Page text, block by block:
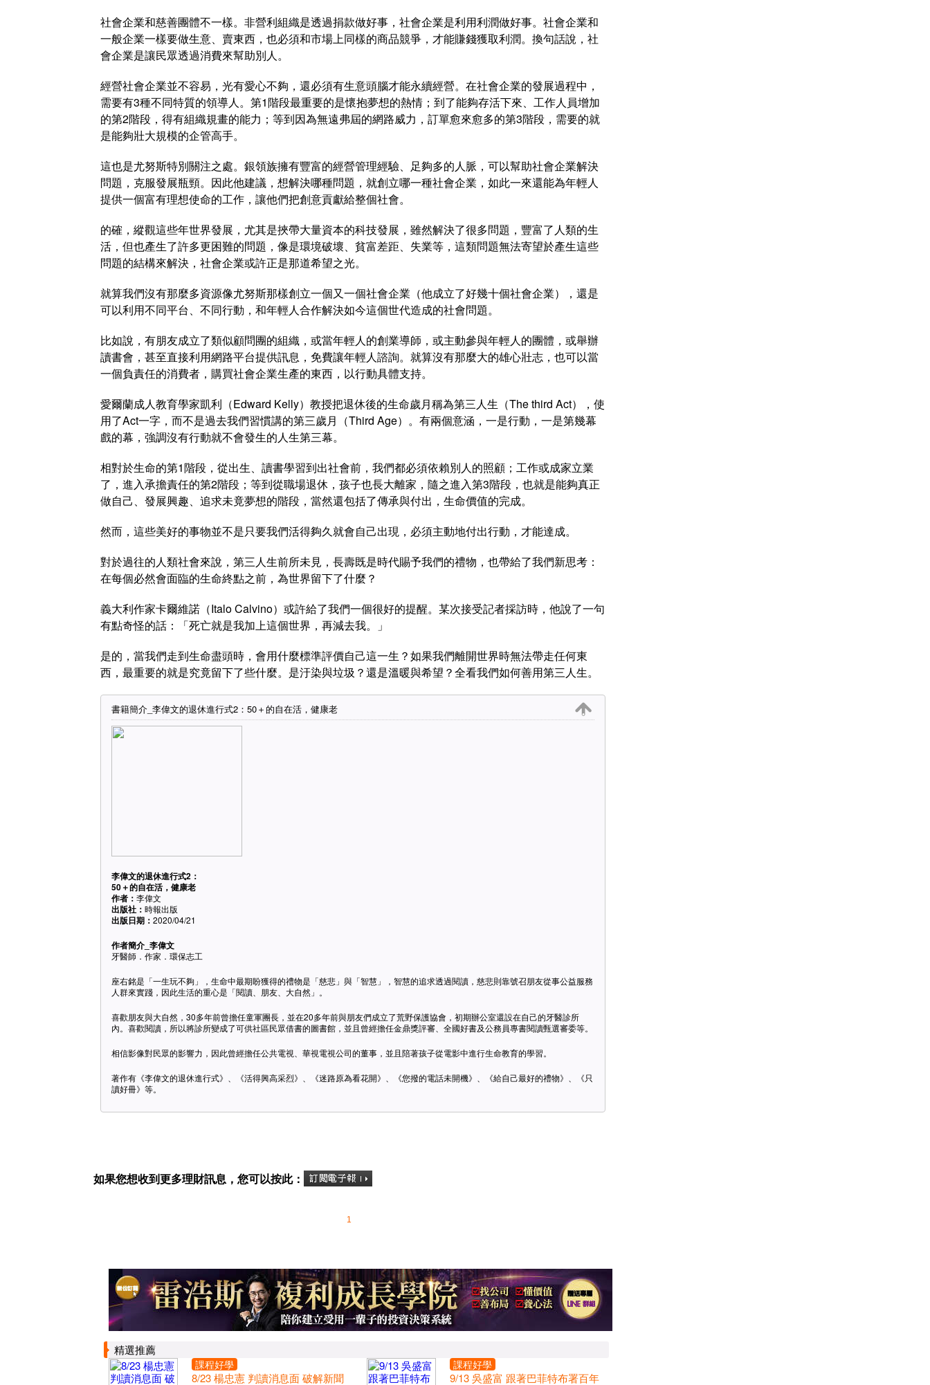
社會企業和慈善團體不一樣。非營利組織是透過捐款做好事，社會企業是利用利潤做好事。社會企業和
一般企業一樣要做生意、賣東西，也必須和市場上同樣的商品競爭，才能賺錢獲取利潤。換句話說，社
會企業是讓民眾透過消費來幫助別人。
經營社會企業並不容易，光有愛心不夠，還必須有生意頭腦才能永續經營。在社會企業的發展過程中，
需要有3種不同特質的領導人。第1階段最重要的是懷抱夢想的熱情；到了能夠存活下來、工作人員增加
的第2階段，得有組織規畫的能力；等到因為無遠弗屆的網路威力，訂單愈來愈多的第3階段，需要的就
是能夠壯大規模的企管高手。
這也是尤努斯特別關注之處。銀領族擁有豐富的經營管理經驗、足夠多的人脈，可以幫助社會企業解決
問題，克服發展瓶頸。因此他建議，想解決哪種問題，就創立哪一種社會企業，如此一來還能為年輕人
提供一個富有理想使命的工作，讓他們把創意貢獻給整個社會。
的確，縱觀這些年世界發展，尤其是挾帶大量資本的科技發展，雖然解決了很多問題，豐富了人類的生
活，但也產生了許多更困難的問題，像是環境破壞、貧富差距、失業等，這類問題無法寄望於產生這些
問題的結構來解決，社會企業或許正是那道希望之光。
就算我們沒有那麼多資源像尤努斯那樣創立一個又一個社會企業（他成立了好幾十個社會企業），還是
可以利用不同平台、不同行動，和年輕人合作解決如今這個世代造成的社會問題。
比如說，有朋友成立了類似顧問團的組織，或當年輕人的創業導師，或主動參與年輕人的團體，或舉辦
讀書會，甚至直接利用網路平台提供訊息，免費讓年輕人諮詢。就算沒有那麼大的雄心壯志，也可以當
一個負責任的消費者，購買社會企業生產的東西，以行動具體支持。
愛爾蘭成人教育學家凱利（Edward Kelly）教授把退休後的生命歲月稱為第三人生（The third Act），使
用了Act一字，而不是過去我們習慣講的第三歲月（Third Age）。有兩個意涵，一是行動，一是第幾幕
戲的幕，強調沒有行動就不會發生的人生第三幕。
相對於生命的第1階段，從出生、讀書學習到出社會前，我們都必須依賴別人的照顧；工作或成家立業
了，進入承擔責任的第2階段；等到從職場退休，孩子也長大離家，隨之進入第3階段，也就是能夠真正
做自己、發展興趣、追求未竟夢想的階段，當然還包括了傳承與付出，生命價值的完成。
然而，這些美好的事物並不是只要我們活得夠久就會自己出現，必須主動地付出行動，才能達成。
對於過往的人類社會來說，第三人生前所未見，長壽既是時代賜予我們的禮物，也帶給了我們新思考：
在每個必然會面臨的生命終點之前，為世界留下了什麼？
義大利作家卡爾維諾（Italo Calvino）或許給了我們一個很好的提醒。某次接受記者採訪時，他說了一句
有點奇怪的話：「死亡就是我加上這個世界，再減去我。」
是的，當我們走到生命盡頭時，會用什麼標準評價自己這一生？如果我們離開世界時無法帶走任何東
西，最重要的就是究竟留下了些什麼。是汙染與垃圾？還是溫暖與希望？全看我們如何善用第三人生。
書籍簡介_李偉文的退休進行式2：50＋的自在活，健康老
李偉文的退休進行式2：
50＋的自在活，健康老
作者： 李偉文
出版社： 時報出版
出版日期： 2020/04/21
作者簡介_李偉文
牙醫師．作家．環保志工
座右銘是「一生玩不夠」，生命中最期盼獲得的禮物是「慈悲」與「智慧」，智慧的追求透過閱讀，慈悲則靠號召朋友從事公益服務
人群來實踐，因此生活的重心是「閱讀、朋友、大自然」。
喜歡朋友與大自然，30多年前曾擔任童軍團長，並在20多年前與朋友們成立了荒野保護協會，初期辦公室還設在自己的牙醫診所
內。喜歡閱讀，所以將診所變成了可供社區民眾借書的圖書館，並且曾經擔任金鼎獎評審、全國好書及公務員專書閱讀甄選審委等。
相信影像對民眾的影響力，因此曾經擔任公共電視、華視電視公司的董事，並且陪著孩子從電影中進行生命教育的學習。
著作有《李偉文的退休進行式》、《活得興高采烈》、《迷路原為看花開》、《您撥的電話未開機》、《給自己最好的禮物》、《只
讀好冊》等。
如果您想收到更多理財訊息，您可以按此：
1
精選推薦
課程好學
8/23 楊忠憲 判讀消息面 破解新聞
課程好學
9/13 吳盛富 跟著巴菲特布署百年